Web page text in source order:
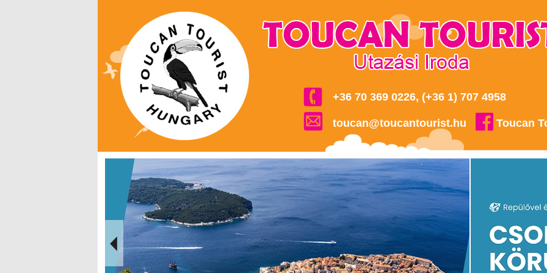
+36 70 369 0226, (+36 1) 707 4958
toucan@toucantourist.hu Toucan